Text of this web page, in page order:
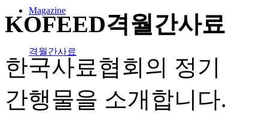
Magazine
격월간사료
KOFEED격월간사료
한국사료협회의 정기
간행물을 소개합니다.